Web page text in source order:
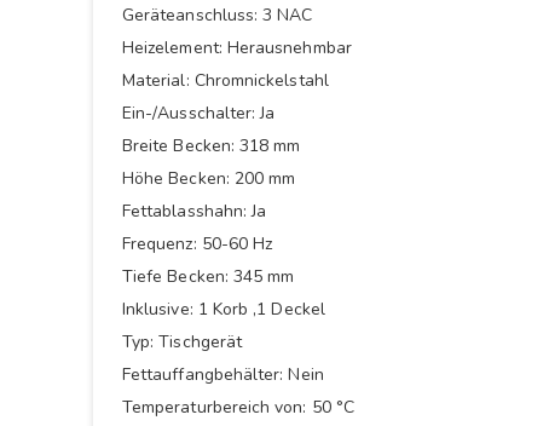
Geräteanschluss: 3 NAC
Heizelement: Herausnehmbar
Material: Chromnickelstahl
Ein-/Ausschalter: Ja
Breite Becken: 318 mm
Höhe Becken: 200 mm
Fettablasshahn: Ja
Frequenz: 50-60 Hz
Tiefe Becken: 345 mm
Inklusive: 1 Korb ,1 Deckel
Typ: Tischgerät
Fettauffangbehälter: Nein
Temperaturbereich von: 50 °C